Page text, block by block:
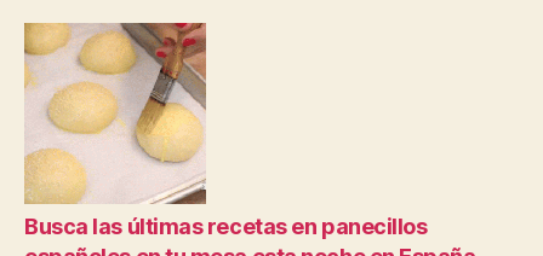
trabajos
en
español
están
en
pleno
efecto
para
el
Busca las últimas recetas en panecillos